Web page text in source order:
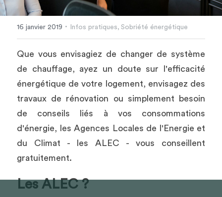
16 janvier 2019 · Infos pratiques, Sobriété énergétique
Que vous envisagiez de changer de système
de chauffage, ayez un doute sur l'efficacité
énergétique de votre logement, envisagez des
travaux de rénovation ou simplement besoin
de conseils liés à vos consommations
d'énergie, les Agences Locales de l'Energie et
du Climat - les ALEC - vous conseillent
gratuitement.
Les ALEC ?